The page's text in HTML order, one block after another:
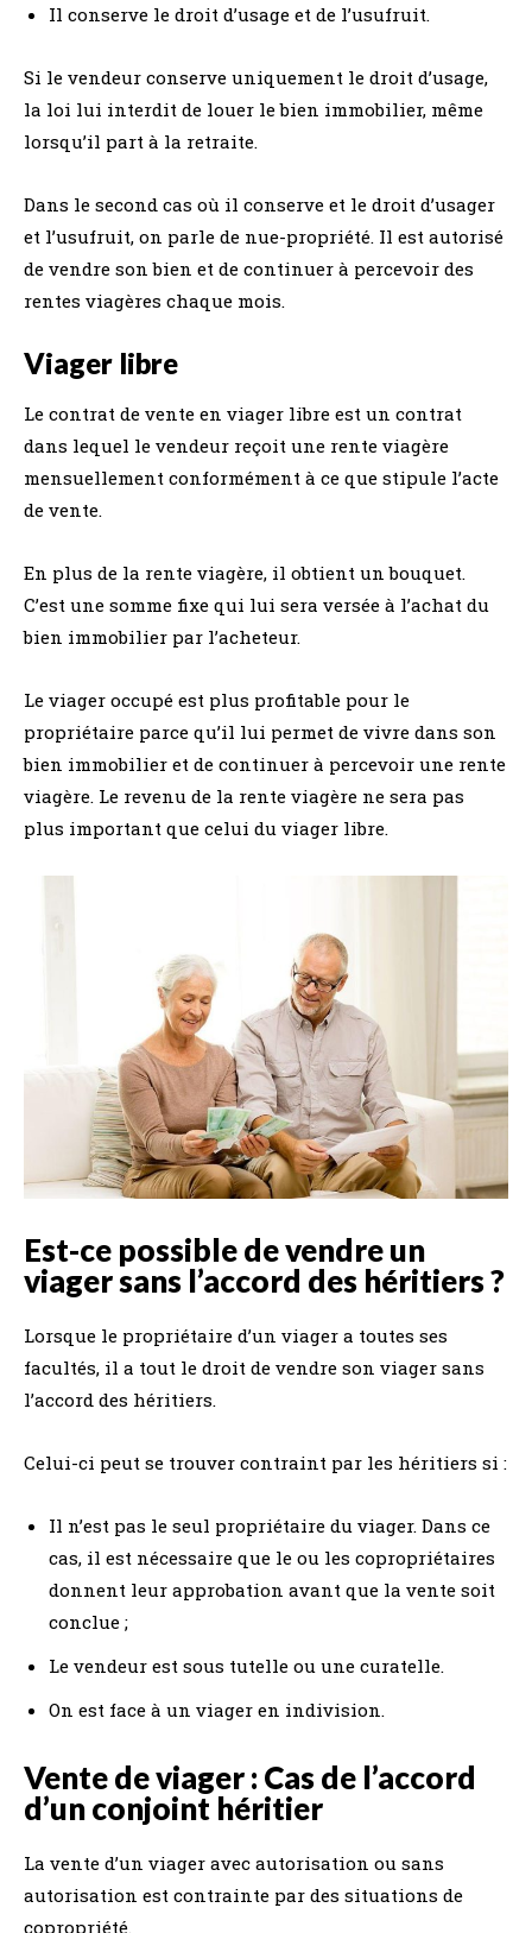
Il conserve le droit d’usage et de l’usufruit.
Si le vendeur conserve uniquement le droit d’usage,
la loi lui interdit de louer le bien immobilier, même
lorsqu’il part à la retraite.
Dans le second cas où il conserve et le droit d’usager
et l’usufruit, on parle de nue-propriété. Il est autorisé
de vendre son bien et de continuer à percevoir des
rentes viagères chaque mois.
Viager libre
Le contrat de vente en viager libre est un contrat
dans lequel le vendeur reçoit une rente viagère
mensuellement conformément à ce que stipule l’acte
de vente.
En plus de la rente viagère, il obtient un bouquet.
C’est une somme fixe qui lui sera versée à l’achat du
bien immobilier par l’acheteur.
Le viager occupé est plus profitable pour le
propriétaire parce qu’il lui permet de vivre dans son
bien immobilier et de continuer à percevoir une rente
viagère. Le revenu de la rente viagère ne sera pas
plus important que celui du viager libre.
Est-ce possible de vendre un
viager sans l’accord des héritiers ?
Lorsque le propriétaire d’un viager a toutes ses
facultés, il a tout le droit de vendre son viager sans
l’accord des héritiers.
Celui-ci peut se trouver contraint par les héritiers si :
Il n’est pas le seul propriétaire du viager. Dans ce
cas, il est nécessaire que le ou les copropriétaires
donnent leur approbation avant que la vente soit
conclue ;
Le vendeur est sous tutelle ou une curatelle.
On est face à un viager en indivision.
Vente de viager : Cas de l’accord
d’un conjoint héritier
La vente d’un viager avec autorisation ou sans
autorisation est contrainte par des situations de
copropriété.